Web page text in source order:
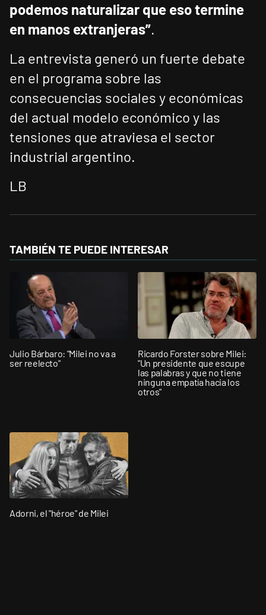
podemos naturalizar que eso termine
en manos extranjeras”.
La entrevista generó un fuerte debate
en el programa sobre las
consecuencias sociales y económicas
del actual modelo económico y las
tensiones que atraviesa el sector
industrial argentino.
LB
TAMBIÉN TE PUEDE INTERESAR
Julio Bárbaro: "Milei no va a
ser reelecto"
Ricardo Forster sobre Milei:
"Un presidente que escupe
las palabras y que no tiene
ninguna empatía hacia los
otros"
Adorni, el "héroe" de Milei